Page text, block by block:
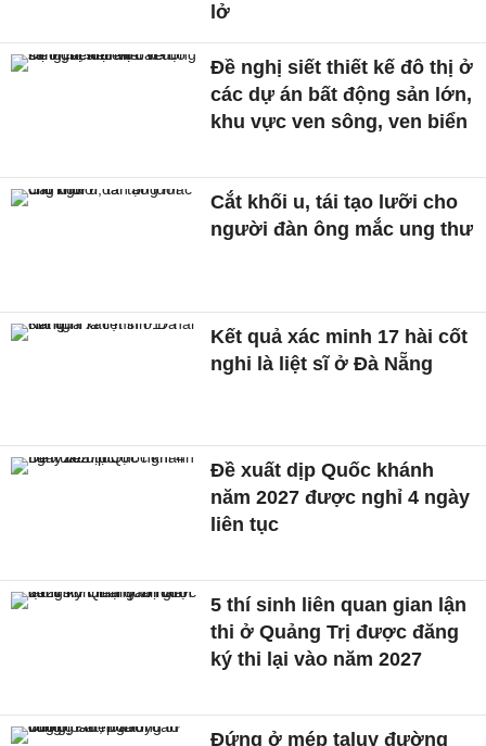
lở
Đề nghị siết thiết kế đô thị ở
các dự án bất động sản lớn,
khu vực ven sông, ven biển
Cắt khối u, tái tạo lưỡi cho
người đàn ông mắc ung thư
Kết quả xác minh 17 hài cốt
nghi là liệt sĩ ở Đà Nẵng
Đề xuất dịp Quốc khánh
năm 2027 được nghỉ 4 ngày
liên tục
5 thí sinh liên quan gian lận
thi ở Quảng Trị được đăng
ký thi lại vào năm 2027
Đứng ở mép taluy đường